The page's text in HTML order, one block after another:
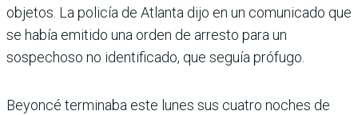
objetos. La policía de Atlanta dijo en un comunicado que
se había emitido una orden de arresto para un
sospechoso no identificado, que seguía prófugo.
Beyoncé terminaba este lunes sus cuatro noches de